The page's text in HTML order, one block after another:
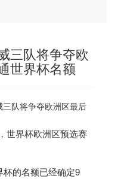
三队将争夺欧
世界杯名额
队将争夺欧洲区最后
界杯欧洲区预选赛
的名额已经确定9